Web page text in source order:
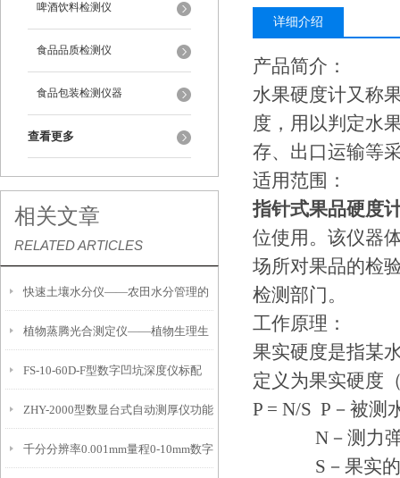
啤酒饮料检测仪
食品品质检测仪
食品包装检测仪器
查看更多
相关文章
RELATED ARTICLES
快速土壤水分仪——农田水分管理的
便携式检测工具
植物蒸腾光合测定仪——植物生理生
态的实时监测设备
FS-10-60D-F型数字凹坑深度仪标配
IP54级表头分辨率0.01mm量程
10mm！
ZHY-2000型数显台式自动测厚仪功能
特点
千分分辨率0.001mm量程0-10mm数字
详细介绍
产品简介：
水果硬度计又称
度，用以判定水
存、出口运输等
适用范围：
指针式果品硬度
位使用。该仪器
场所对果品的检
检测部门。
工作原理：
果实硬度是指某
定义为果实硬度
P = N/S P－被测
N－测力弹簧
S－果实的受